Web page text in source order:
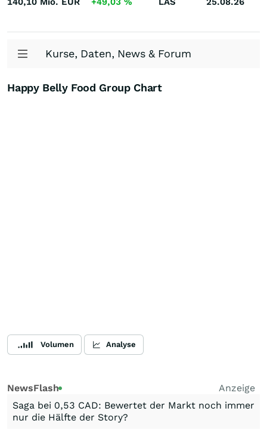
Kurse, Daten, News & Forum
Happy Belly Food Group Chart
Volumen Analyse
NewsFlash
Anzeige
Saga bei 0,53 CAD: Bewertet der Markt noch immer
nur die Hälfte der Story?